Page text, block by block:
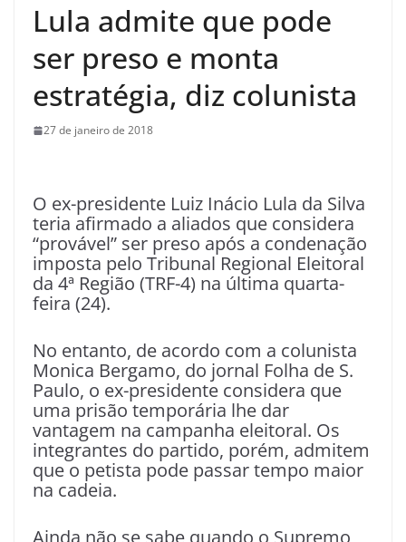
Lula admite que pode
ser preso e monta
estratégia, diz colunista
27 de janeiro de 2018
O ex-presidente Luiz Inácio Lula da Silva
teria afirmado a aliados que considera
“provável” ser preso após a condenação
imposta pelo Tribunal Regional Eleitoral
da 4ª Região (TRF-4) na última quarta-
feira (24).
No entanto, de acordo com a colunista
Monica Bergamo, do jornal Folha de S.
Paulo, o ex-presidente considera que
uma prisão temporária lhe dar
vantagem na campanha eleitoral. Os
integrantes do partido, porém, admitem
que o petista pode passar tempo maior
na cadeia.